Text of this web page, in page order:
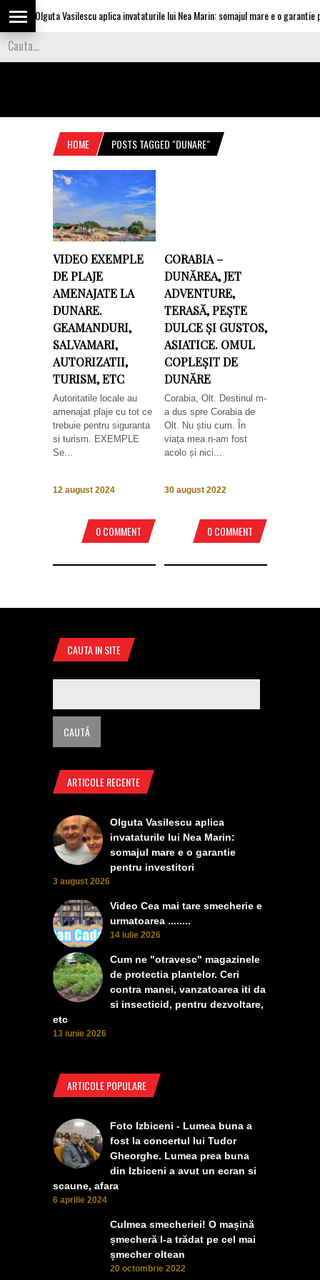
Olguta Vasilescu aplica invataturile lui Nea Marin: somajul mare e o garantie
HOME POSTS TAGGED "DUNARE"
VIDEO EXEMPLE
DE PLAJE
AMENAJATE LA
DUNARE.
GEAMANDURI,
SALVAMARI,
AUTORIZATII,
TURISM, ETC
Autoritatile locale au
amenajat plaje cu tot ce
trebuie pentru siguranta
si turism. EXEMPLE
Se...
12 august 2024
0 COMMENT
CORABIA –
DUNĂREA, JET
ADVENTURE,
TERASĂ, PEȘTE
DULCE ȘI GUSTOS,
ASIATICE. OMUL
COPLEȘIT DE
DUNĂRE
Corabia, Olt. Destinul m-
a dus spre Corabia de
Olt. Nu știu cum. În
viața mea n-am fost
acolo și nici...
30 august 2022
0 COMMENT
CAUTA IN SITE
ARTICOLE RECENTE
Olguta Vasilescu aplica
invataturile lui Nea Marin:
somajul mare e o garantie
pentru investitori
3 august 2026
Video Cea mai tare smecherie e
urmatoarea ........
14 iulie 2026
Cum ne "otravesc" magazinele
de protectia plantelor. Ceri
contra manei, vanzatoarea iti da
si insecticid, pentru dezvoltare,
etc
13 iunie 2026
ARTICOLE POPULARE
Foto Izbiceni - Lumea buna a
fost la concertul lui Tudor
Gheorghe. Lumea prea buna
din Izbiceni a avut un ecran si
scaune, afara
6 aprilie 2024
Culmea smecheriei! O mașină
șmecheră l-a trădat pe cel mai
șmecher oltean
20 octombrie 2022